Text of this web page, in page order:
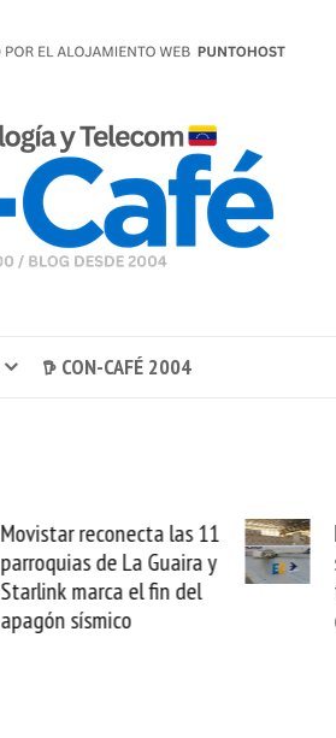
𖠚 CON-CAFÉ 2004
LATAM Airlines lanza internet
satelital multiórbita con SES
transforma tus vuelos en
oficinas de alta velocidad